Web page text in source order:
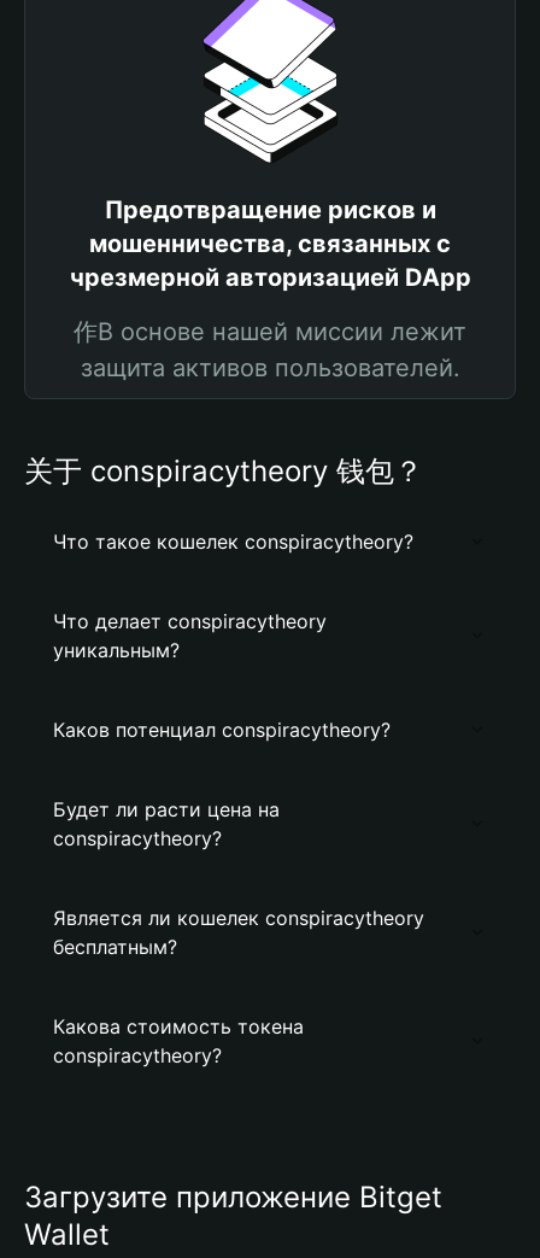
Предотвращение рисков и
мошенничества, связанных с
чрезмерной авторизацией DApp
作В основе нашей миссии лежит
защита активов пользователей.
关于 conspiracytheory 钱包？
Что такое кошелек conspiracytheory?
Что делает conspiracytheory
уникальным?
Каков потенциал conspiracytheory?
Будет ли расти цена на
conspiracytheory?
Является ли кошелек conspiracytheory
бесплатным?
Какова стоимость токена
conspiracytheory?
Загрузите приложение Bitget
Wallet